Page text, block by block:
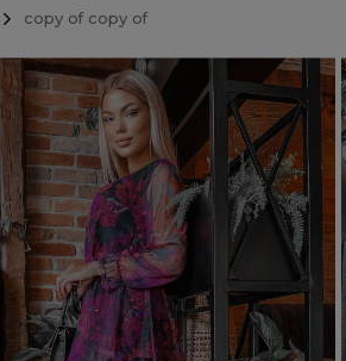
copy of copy of